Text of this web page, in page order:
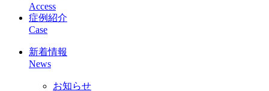
Access
症例紹介
Case
新着情報
News
お知らせ